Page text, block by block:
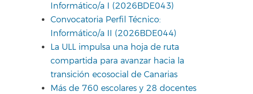
Informático/a I (2026BDE043)
Convocatoria Perfil Técnico:
Informático/a II (2026BDE044)
La ULL impulsa una hoja de ruta
compartida para avanzar hacia la
transición ecosocial de Canarias
Más de 760 escolares y 28 docentes